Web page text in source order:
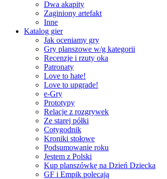
Dwa akapity
Zaginiony artefakt
Inne
Katalog gier
Jak oceniamy gry
Gry planszowe w/g kategorii
Recenzje i rzuty oka
Patronaty
Love to hate!
Love to upgrade!
e-Gry
Prototypy
Relacje z rozgrywek
Ze starej półki
Cotygodnik
Kroniki stołowe
Podsumowanie roku
Jestem z Polski
Kup planszówkę na Dzień Dziecka
GF i Empik polecają